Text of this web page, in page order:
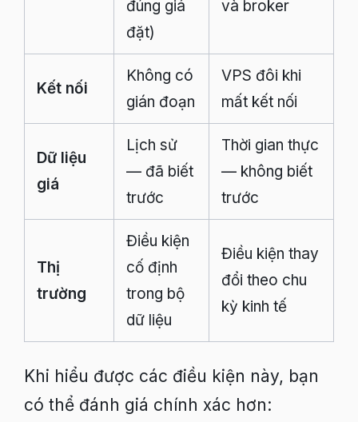
đúng giá
đặt)
và broker
Kết nối
Không có
gián đoạn
VPS đôi khi
mất kết nối
Dữ liệu
giá
Lịch sử
— đã biết
trước
Thời gian thực
— không biết
trước
Thị
trường
Điều kiện
cố định
trong bộ
dữ liệu
Điều kiện thay
đổi theo chu
kỳ kinh tế
Khi hiểu được các điều kiện này, bạn
có thể đánh giá chính xác hơn: